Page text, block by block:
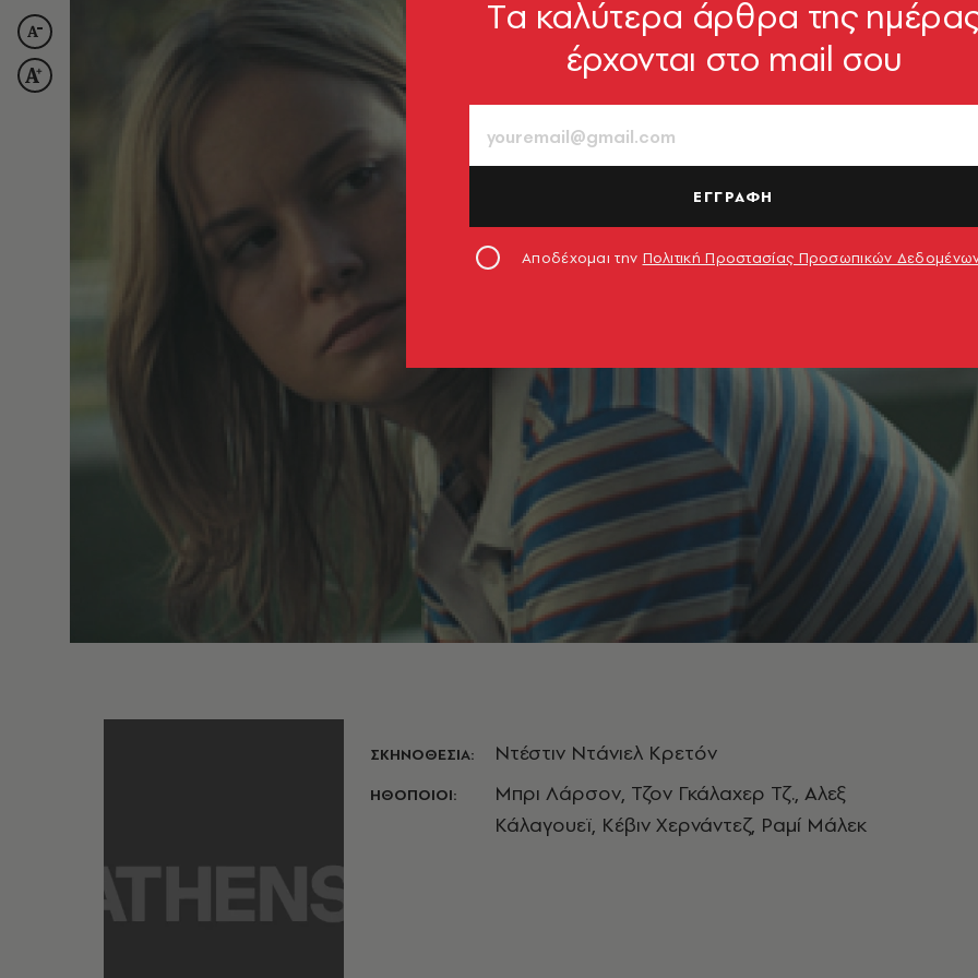
ΣΚΗΝΟΘΕΣΙΑ: Ντέστιν Ντάνιελ Κρετόν
ΗΘΟΠΟΙΟΙ:
Μπρι Λάρσον, Τζον Γκάλαχερ Τζ., Αλεξ
Κάλαγουεϊ, Κέβιν Χερνάντεζ, Ραμί Μάλεκ
Tα καλύτερα άρθρα της
έρχονται στο mail σου
ΕΓΓΡΑΦΗ
Αποδέχομαι την Πολιτική Προστασίας Προσωπικών